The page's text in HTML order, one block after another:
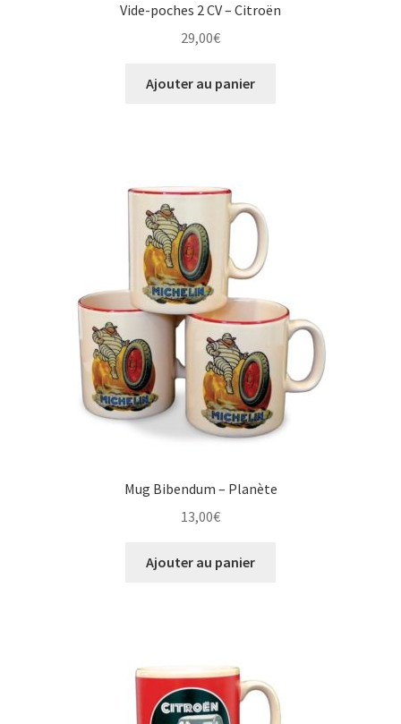
Vide-poches 2 CV – Citroën
29,00€
Ajouter au panier
Mug Bibendum – Planète
13,00€
Ajouter au panier